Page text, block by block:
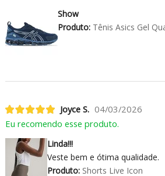
Show
Produto:Tênis Asics Gel
Joyce S. 04/03/2026
Eu recomendo esse produto.
Linda!!!
Veste bem e ótima qualidade.
Produto:Shorts Live Icon